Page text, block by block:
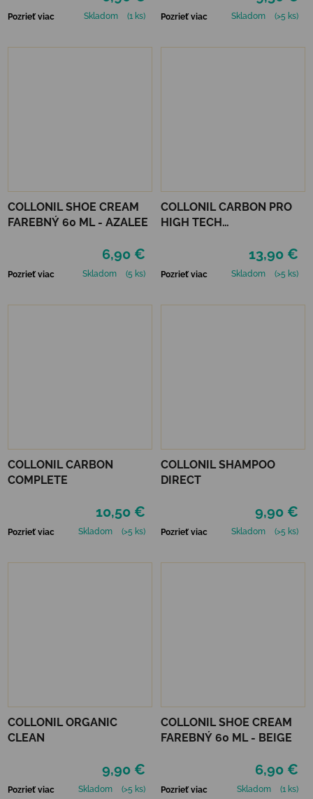
Pozrieť viac Skladom (1 ks) Pozrieť viac Skladom (>5 ks)
COLLONIL SHOE CREAM
FAREBNÝ 60 ML - AZALEE
6,90 €
Pozrieť viac Skladom (5 ks)
COLLONIL CARBON PRO
HIGH TECH
13,90 €
Pozrieť viac Skladom (>5 ks)
COLLONIL CARBON
COMPLETE
10,50 €
Pozrieť viac Skladom (>5 ks)
COLLONIL SHAMPOO
DIRECT
9,90 €
Pozrieť viac Skladom (>5 ks)
COLLONIL ORGANIC
CLEAN
9,90 €
Pozrieť viac Skladom (>5 ks)
COLLONIL SHOE CREAM
FAREBNÝ 60 ML - BEIGE
6,90 €
Pozrieť viac Skladom (1 ks)